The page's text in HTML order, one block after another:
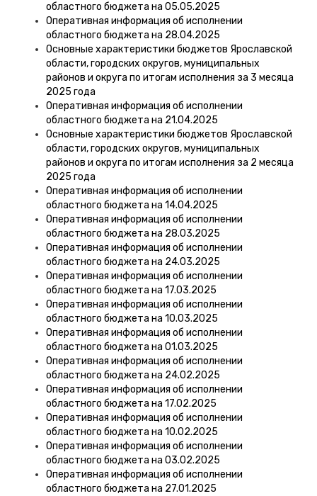
областного бюджета на 05.05.2025
Оперативная информация об исполнении
областного бюджета на 28.04.2025
Основные характеристики бюджетов Ярославской
области, городских округов, муниципальных
районов и округа по итогам исполнения за 3 месяца
2025 года
Оперативная информация об исполнении
областного бюджета на 21.04.2025
Основные характеристики бюджетов Ярославской
области, городских округов, муниципальных
районов и округа по итогам исполнения за 2 месяца
2025 года
Оперативная информация об исполнении
областного бюджета на 14.04.2025
Оперативная информация об исполнении
областного бюджета на 28.03.2025
Оперативная информация об исполнении
областного бюджета на 24.03.2025
Оперативная информация об исполнении
областного бюджета на 17.03.2025
Оперативная информация об исполнении
областного бюджета на 10.03.2025
Оперативная информация об исполнении
областного бюджета на 01.03.2025
Оперативная информация об исполнении
областного бюджета на 24.02.2025
Оперативная информация об исполнении
областного бюджета на 17.02.2025
Оперативная информация об исполнении
областного бюджета на 10.02.2025
Оперативная информация об исполнении
областного бюджета на 03.02.2025
Оперативная информация об исполнении
областного бюджета на 27.01.2025